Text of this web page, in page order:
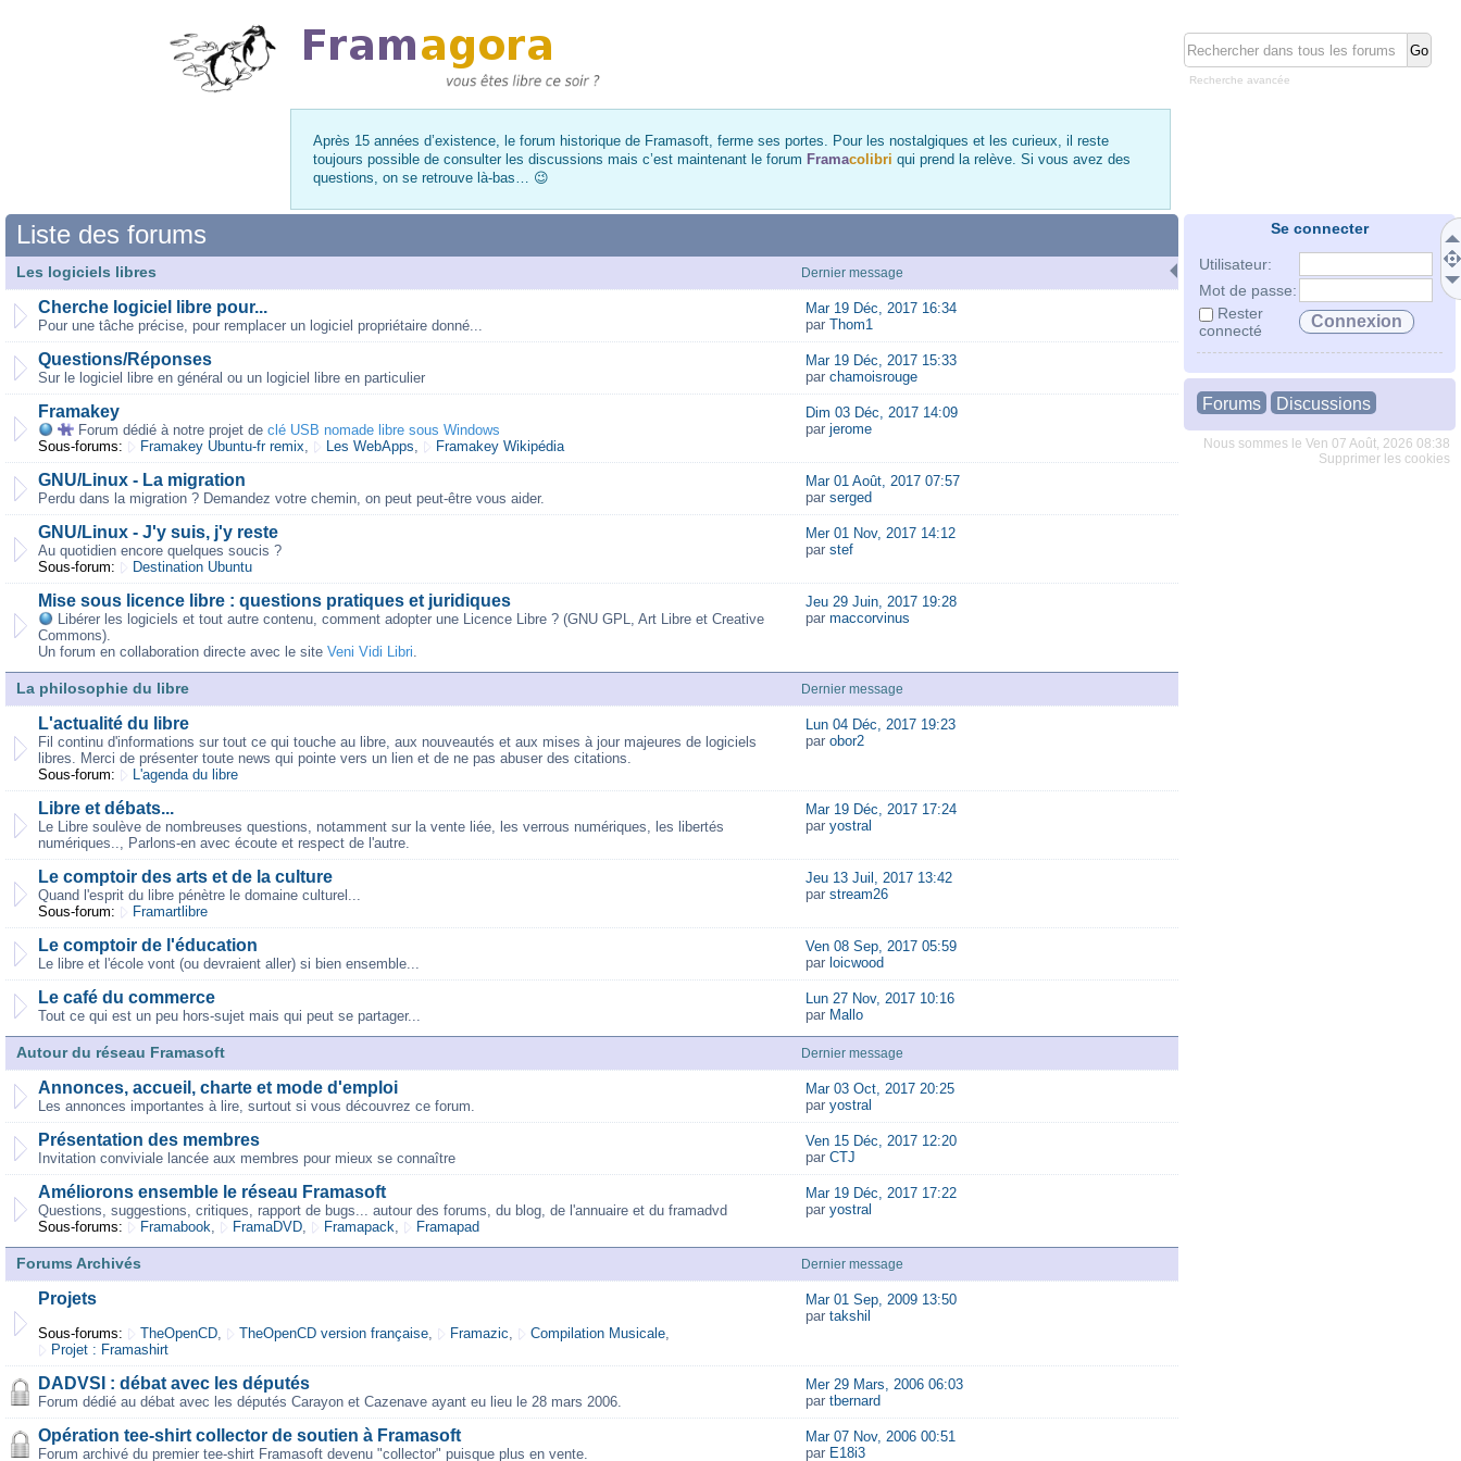
Recherche avancée
Après 15 années d’existence, le forum historique de Framasoft, ferme ses portes. Pour les nostalgiques et les curieux, il reste
toujours possible de consulter les discussions mais c’est maintenant le forum Framacolibri qui prend la relève. Si vous avez des
questions, on se retrouve là-bas… 😉
Se connecter
Utilisateur:
Mot de passe:
Rester
connecté
Forums Discussions
Nous sommes le Ven 07 Août, 2026 08:38
Supprimer les cookies
Liste des forums
Les logiciels libres Dernier message
Cherche logiciel libre pour...
Pour une tâche précise, pour remplacer un logiciel propriétaire donné...
Mar 19 Déc, 2017 16:34
par Thom1
Questions/Réponses
Sur le logiciel libre en général ou un logiciel libre en particulier
Mar 19 Déc, 2017 15:33
par chamoisrouge
Framakey
Forum dédié à notre projet de clé USB nomade libre sous Windows
Sous-forums:
Framakey Ubuntu-fr remix, Les WebApps, Framakey Wikipédia
Dim 03 Déc, 2017 14:09
par jerome
GNU/Linux - La migration
Perdu dans la migration ? Demandez votre chemin, on peut peut-être vous aider.
Mar 01 Août, 2017 07:57
par serged
GNU/Linux - J'y suis, j'y reste
Au quotidien encore quelques soucis ?
Sous-forum:
Destination Ubuntu
Mer 01 Nov, 2017 14:12
par stef
Mise sous licence libre : questions pratiques et juridiques
Libérer les logiciels et tout autre contenu, comment adopter une Licence Libre ? (GNU GPL, Art Libre et Creative
Commons).
Un forum en collaboration directe avec le site Veni Vidi Libri.
Jeu 29 Juin, 2017 19:28
par maccorvinus
La philosophie du libre Dernier message
L'actualité du libre
Fil continu d'informations sur tout ce qui touche au libre, aux nouveautés et aux mises à jour majeures de logiciels
libres. Merci de présenter toute news qui pointe vers un lien et de ne pas abuser des citations.
Sous-forum:
L'agenda du libre
Lun 04 Déc, 2017 19:23
par obor2
Libre et débats...
Le Libre soulève de nombreuses questions, notamment sur la vente liée, les verrous numériques, les libertés
numériques.., Parlons-en avec écoute et respect de l'autre.
Mar 19 Déc, 2017 17:24
par yostral
Le comptoir des arts et de la culture
Quand l'esprit du libre pénètre le domaine culturel...
Sous-forum:
Framartlibre
Jeu 13 Juil, 2017 13:42
par stream26
Le comptoir de l'éducation
Le libre et l'école vont (ou devraient aller) si bien ensemble...
Ven 08 Sep, 2017 05:59
par loicwood
Le café du commerce
Tout ce qui est un peu hors-sujet mais qui peut se partager...
Lun 27 Nov, 2017 10:16
par Mallo
Autour du réseau Framasoft Dernier message
Annonces, accueil, charte et mode d'emploi
Les annonces importantes à lire, surtout si vous découvrez ce forum.
Mar 03 Oct, 2017 20:25
par yostral
Présentation des membres
Invitation conviviale lancée aux membres pour mieux se connaître
Ven 15 Déc, 2017 12:20
par CTJ
Améliorons ensemble le réseau Framasoft
Questions, suggestions, critiques, rapport de bugs... autour des forums, du blog, de l'annuaire et du framadvd
Sous-forums:
Framabook, FramaDVD, Framapack, Framapad
Mar 19 Déc, 2017 17:22
par yostral
Forums Archivés Dernier message
Projets
Sous-forums: TheOpenCD, TheOpenCD version française, Framazic, Compilation Musicale,
Projet : Framashirt
Mar 01 Sep, 2009 13:50
par takshil
DADVSI : débat avec les députés
Forum dédié au débat avec les députés Carayon et Cazenave ayant eu lieu le 28 mars 2006.
Mer 29 Mars, 2006 06:03
par tbernard
Opération tee-shirt collector de soutien à Framasoft
Forum archivé du premier tee-shirt Framasoft devenu "collector" puisque plus en vente.
Mar 07 Nov, 2006 00:51
par E18i3